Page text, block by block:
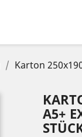
Karton
A5+